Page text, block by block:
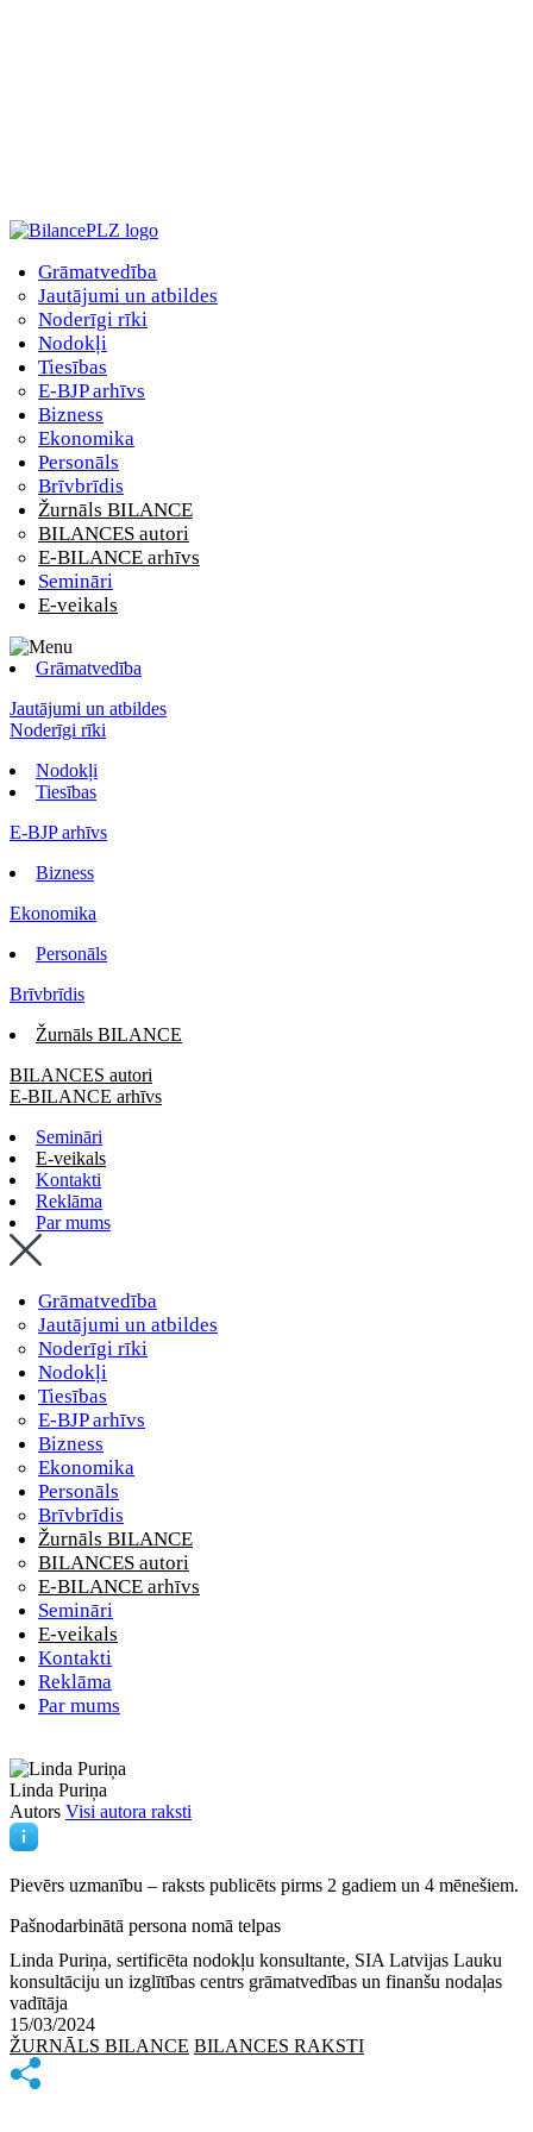
Grāmatvedība
Jautājumi un atbildes
Noderīgi rīki
Nodokļi
Tiesības
E-BJP arhīvs
Bizness
Ekonomika
Personāls
Brīvbrīdis
Žurnāls BILANCE
BILANCES autori
E-BILANCE arhīvs
Semināri
E-veikals
Grāmatvedība
Jautājumi un atbildes
Noderīgi rīki
Nodokļi
Tiesības
E-BJP arhīvs
Bizness
Ekonomika
Personāls
Brīvbrīdis
Žurnāls BILANCE
BILANCES autori
E-BILANCE arhīvs
Semināri
E-veikals
Kontakti
Reklāma
Par mums
Grāmatvedība
Jautājumi un atbildes
Noderīgi rīki
Nodokļi
Tiesības
E-BJP arhīvs
Bizness
Ekonomika
Personāls
Brīvbrīdis
Žurnāls BILANCE
BILANCES autori
E-BILANCE arhīvs
Semināri
E-veikals
Kontakti
Reklāma
Par mums
Linda Puriņa
Autors Visi autora raksti
Pievērs uzmanību – raksts publicēts pirms 2 gadiem un 4 mēnešiem.
Pašnodarbinātā persona nomā telpas
Linda Puriņa, sertificēta nodokļu konsultante, SIA Latvijas Lauku
konsultāciju un izglītības centrs grāmatvedības un finanšu nodaļas
vadītāja
15/03/2024
ŽURNĀLS BILANCE BILANCES RAKSTI